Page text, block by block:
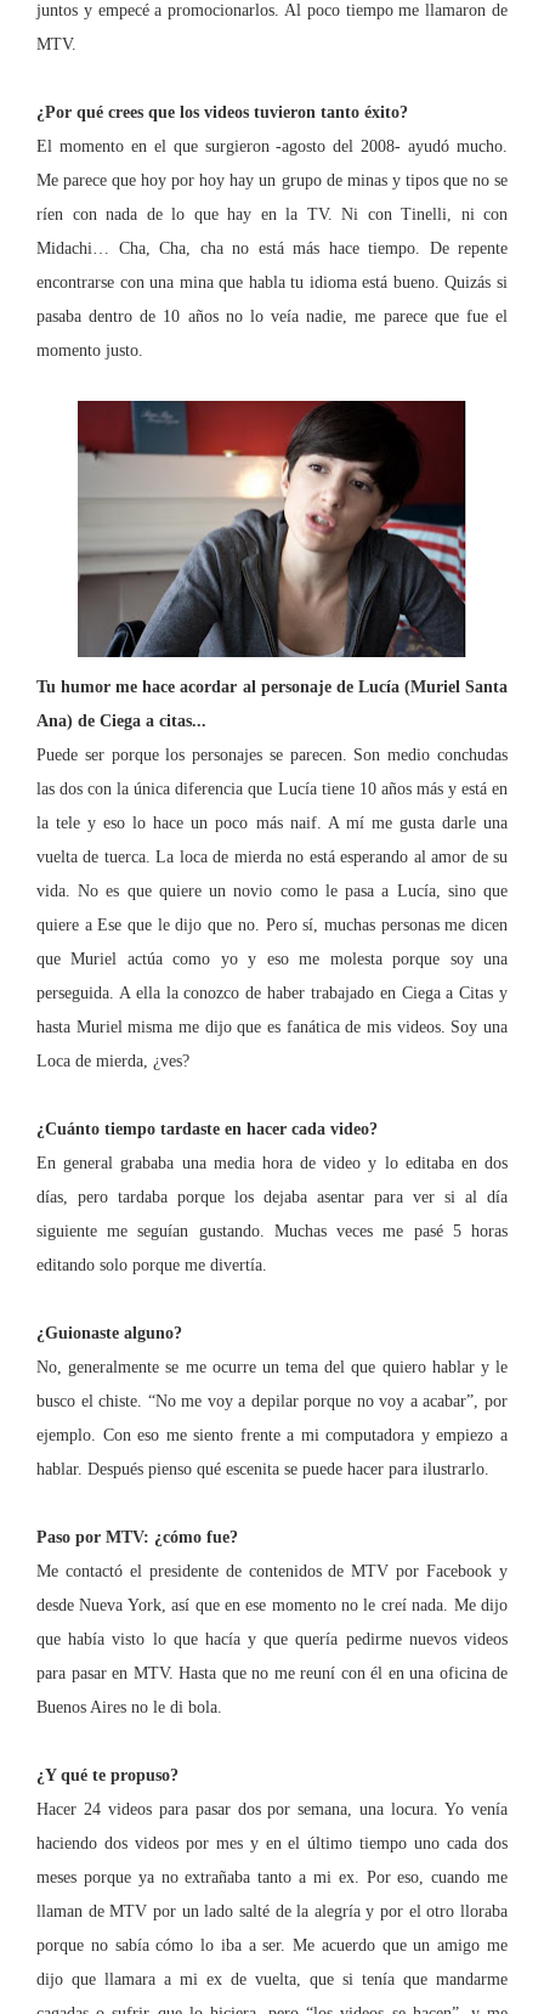
juntos y empecé a promocionarlos. Al poco tiempo me llamaron de
MTV.
¿Por qué crees que los videos tuvieron tanto éxito?
El momento en el que surgieron -agosto del 2008- ayudó mucho.
Me parece que hoy por hoy hay un grupo de minas y tipos que no se
ríen con nada de lo que hay en la TV. Ni con Tinelli, ni con
Midachi… Cha, Cha, cha no está más hace tiempo. De repente
encontrarse con una mina que habla tu idioma está bueno. Quizás si
pasaba dentro de 10 años no lo veía nadie, me parece que fue el
momento justo.
Tu humor me hace acordar al personaje de Lucía (Muriel Santa
Ana) de Ciega a citas...
Puede ser porque los personajes se parecen. Son medio conchudas
las dos con la única diferencia que Lucía tiene 10 años más y está en
la tele y eso lo hace un poco más naif. A mí me gusta darle una
vuelta de tuerca. La loca de mierda no está esperando al amor de su
vida. No es que quiere un novio como le pasa a Lucía, sino que
quiere a Ese que le dijo que no. Pero sí, muchas personas me dicen
que Muriel actúa como yo y eso me molesta porque soy una
perseguida. A ella la conozco de haber trabajado en Ciega a Citas y
hasta Muriel misma me dijo que es fanática de mis videos. Soy una
Loca de mierda, ¿ves?
¿Cuánto tiempo tardaste en hacer cada video?
En general grababa una media hora de video y lo editaba en dos
días, pero tardaba porque los dejaba asentar para ver si al día
siguiente me seguían gustando. Muchas veces me pasé 5 horas
editando solo porque me divertía.
¿Guionaste alguno?
No, generalmente se me ocurre un tema del que quiero hablar y le
busco el chiste. “No me voy a depilar porque no voy a acabar”, por
ejemplo. Con eso me siento frente a mi computadora y empiezo a
hablar. Después pienso qué escenita se puede hacer para ilustrarlo.
Paso por MTV: ¿cómo fue?
Me contactó el presidente de contenidos de MTV por Facebook y
desde Nueva York, así que en ese momento no le creí nada. Me dijo
que había visto lo que hacía y que quería pedirme nuevos videos
para pasar en MTV. Hasta que no me reuní con él en una oficina de
Buenos Aires no le di bola.
¿Y qué te propuso?
Hacer 24 videos para pasar dos por semana, una locura. Yo venía
haciendo dos videos por mes y en el último tiempo uno cada dos
meses porque ya no extrañaba tanto a mi ex. Por eso, cuando me
llaman de MTV por un lado salté de la alegría y por el otro lloraba
porque no sabía cómo lo iba a ser. Me acuerdo que un amigo me
dijo que llamara a mi ex de vuelta, que si tenía que mandarme